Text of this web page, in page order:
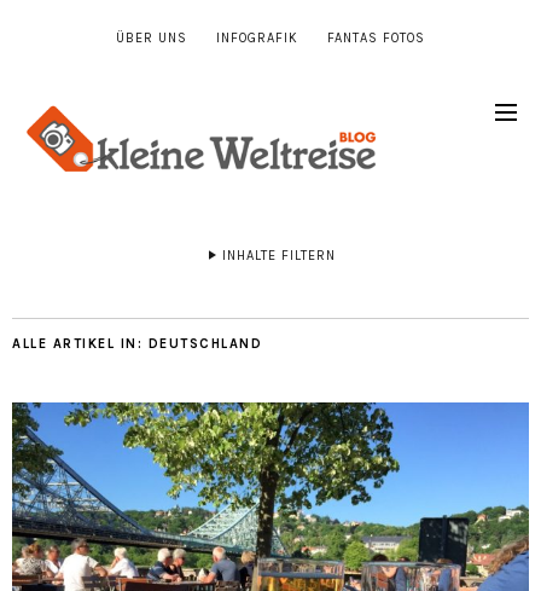
ÜBER UNS INFOGRAFIK FANTAS FOTOS
INHALTE FILTERN
ALLE ARTIKEL IN: DEUTSCHLAND